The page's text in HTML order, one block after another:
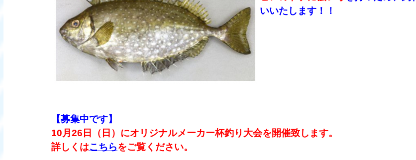
いいたします！！
【募集中です】
10月26日（日）にオリジナルメーカー杯釣り大会を開催致します。
詳しくはこちらをご覧ください。